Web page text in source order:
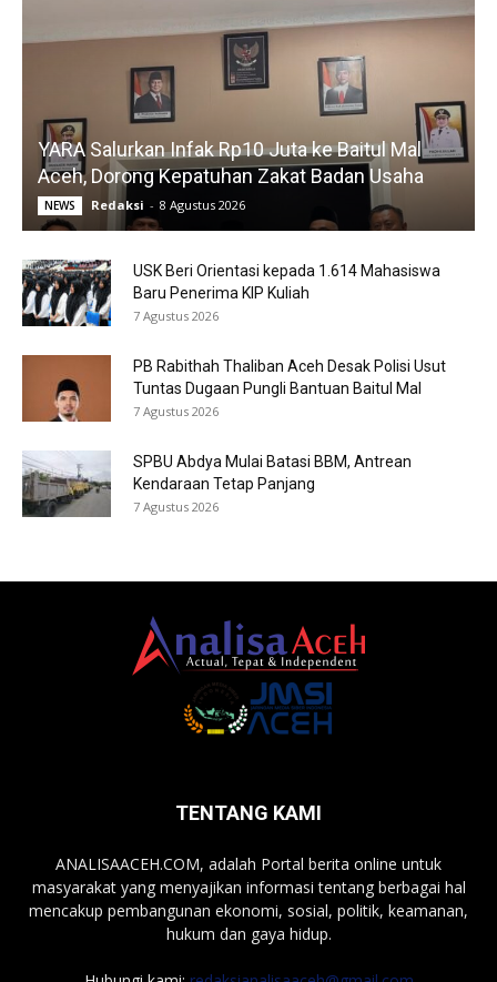
YARA Salurkan Infak Rp10 Juta ke Baitul Mal
Aceh, Dorong Kepatuhan Zakat Badan Usaha
NEWS Redaksi - 8 Agustus 2026
USK Beri Orientasi kepada 1.614 Mahasiswa
Baru Penerima KIP Kuliah
7 Agustus 2026
PB Rabithah Thaliban Aceh Desak Polisi Usut
Tuntas Dugaan Pungli Bantuan Baitul Mal
7 Agustus 2026
SPBU Abdya Mulai Batasi BBM, Antrean
Kendaraan Tetap Panjang
7 Agustus 2026
TENTANG KAMI
ANALISAACEH.COM, adalah Portal berita online untuk
masyarakat yang menyajikan informasi tentang berbagai hal
mencakup pembangunan ekonomi, sosial, politik, keamanan,
hukum dan gaya hidup.